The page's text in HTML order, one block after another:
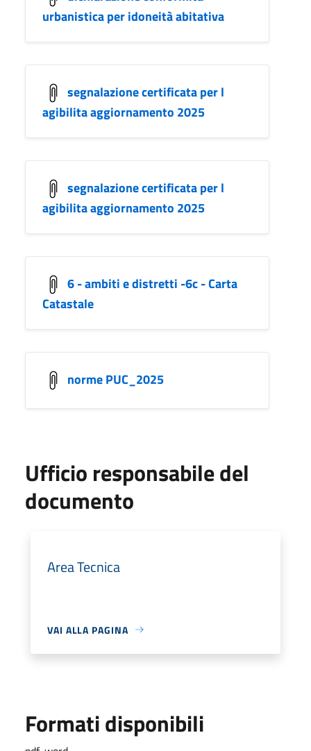
urbanistica per idoneità abitativa
segnalazione certificata per l
agibilita aggiornamento 2025
segnalazione certificata per l
agibilita aggiornamento 2025
6 - ambiti e distretti -6c - Carta
Catastale
norme PUC_2025
Ufficio responsabile del
documento
Area Tecnica
VAI ALLA PAGINA
Formati disponibili